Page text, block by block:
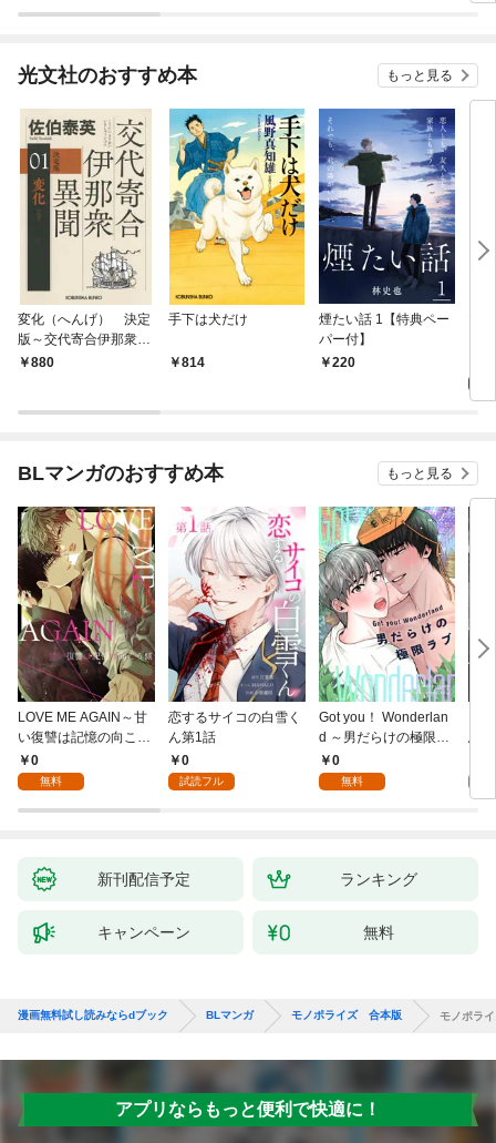
光文社のおすすめ本 もっと見る
変化（へんげ） 決定
版～交代寄合伊那衆異
聞（1）～
880
手下は犬だけ
814
煙たい話 1【特典ペー
パー付】
220
BLマンガのおすすめ本 もっと見る
LOVE ME AGAIN～甘
い復讐は記憶の向こう
側～(1)
0
無料
恋するサイコの白雪く
ん第1話
0
試読フル
Got you！ Wonderlan
d ～男だらけの極限ラ
ブ～(1)
0
無料
鳥
新刊配信予定 ランキング
キャンペーン 無料
漫画無料試し読みならdブック BLマンガ モノポライズ 合本版 モノポラ
アプリならもっと便利で快適に！